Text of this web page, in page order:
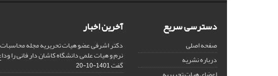
دسترسی سریع
صفحه اصلی
درباره نشریه
آخرین اخبار
دکتر اشرفی عضو هیات تحریریه مجله محاسبات
نرم و هیات علمی دانشگاه کاشان دار فانی را
گفت1401-10-20